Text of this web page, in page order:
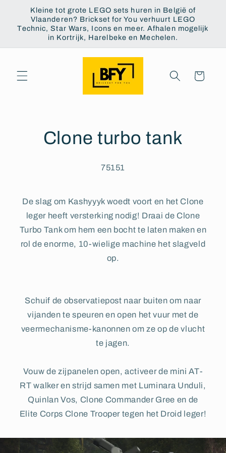
naar de
content
Kleine tot grote LEGO sets huren in België of
Vlaanderen? Brickset for You verhuurt LEGO
Technic, Star Wars, Icons en meer. Afhalen mogelijk
in Kortrijk, Harelbeke en Mechelen.
Winkelwagen
Clone turbo tank
75151
De slag om Kashyyyk woedt voort en het Clone
leger heeft versterking nodig! Draai de Clone
Turbo Tank om hem een bocht te laten maken en
rol de enorme, 10-wielige machine het slagveld
op.
Schuif de observatiepost naar buiten om naar
vijanden te speuren en open het vuur met de
veermechanisme-kanonnen om ze op de vlucht
te jagen.
Vouw de zijpanelen open, activeer de mini AT-
RT walker en strijd samen met Luminara Unduli,
Quinlan Vos, Clone Commander Gree en de
Elite Corps Clone Trooper tegen het Droid leger!